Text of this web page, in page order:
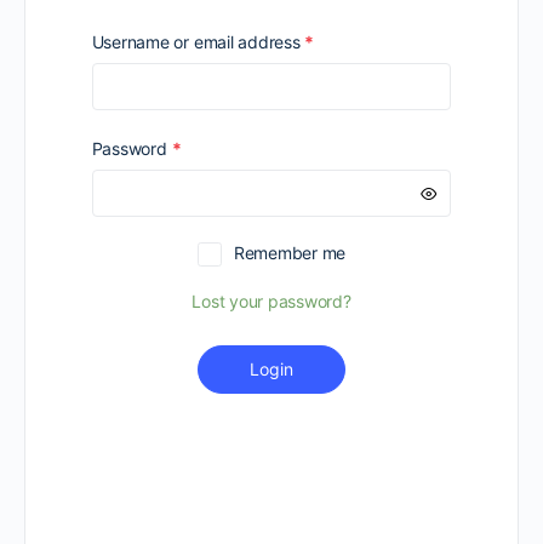
Username or email address *
Password *Required
Remember me
Lost your password?
Login